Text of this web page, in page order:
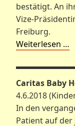
bestätigt. An
Vize-
Freiburg.
Weiterlesen …
Caritas Baby
4.6.2018
In den
Patient auf